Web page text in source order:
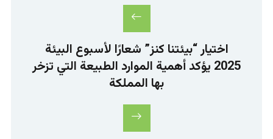
اختيار “بيئتنا كنز” شعارًا لأسبوع البيئة
2025 يؤكد أهمية الموارد الطبيعة التي تزخر
بها المملكة